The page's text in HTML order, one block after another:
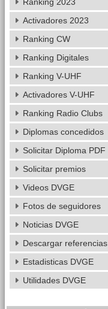
Activadores 2023
Ranking CW
Ranking Digitales
Ranking V-UHF
Activadores V-UHF
Ranking Radio Clubs
Diplomas concedidos
Solicitar Diploma PDF
Solicitar premios
Videos DVGE
Fotos de seguidores
Noticias DVGE
Descargar referencias
Estadisticas DVGE
Utilidades DVGE